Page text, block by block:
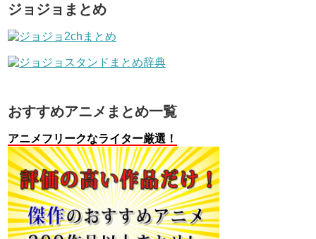
ジョジョまとめ
おすすめアニメまとめ一覧
アニメフリークなライター厳選！